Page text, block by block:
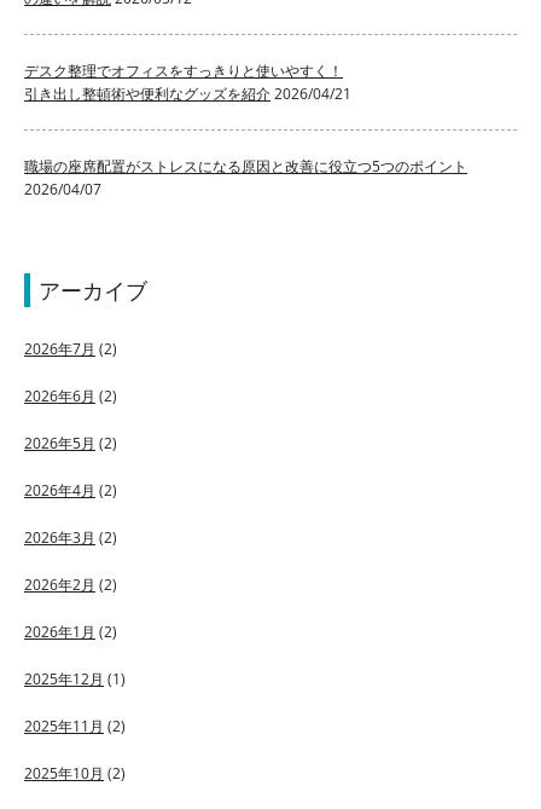
デスク整理でオフィスをすっきりと使いやすく！
引き出し整頓術や便利なグッズを紹介2026/04/21
職場の座席配置がストレスになる原因と改善に役立つ5つのポイント
2026/04/07
アーカイブ
2026年7月 (2)
2026年6月 (2)
2026年5月 (2)
2026年4月 (2)
2026年3月 (2)
2026年2月 (2)
2026年1月 (2)
2025年12月 (1)
2025年11月 (2)
2025年10月 (2)